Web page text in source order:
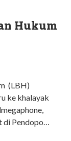
Hukum
(LBH)
ke khalayak
di Pendopo…